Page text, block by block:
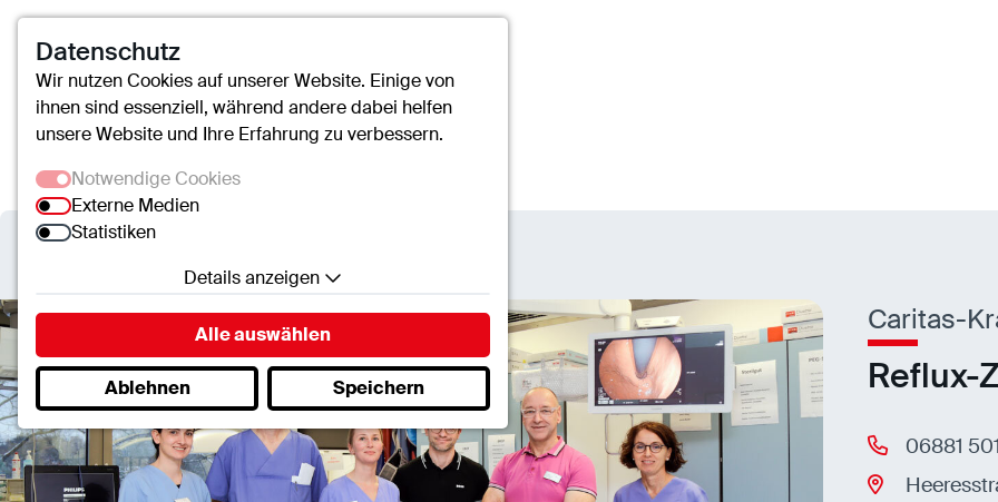
Reflux-
Caritas-
06881
Datenschutz
Wir nutzen Cookies auf unserer Website. Einige von
ihnen sind essenziell, während andere dabei helfen
unsere Website und Ihre Erfahrung zu verbessern.
Notwendige Cookies
Externe Medien
Statistiken
Details anzeigen
Notwendige Cookies
Essenzielle Cookies ermöglichen grundlegende
Funktionen und sind für die einwandfreie Funktion
der Website erforderlich.
SC.Cookie
Name: mscookie
Alle auswählen
Ablehnen Speichern